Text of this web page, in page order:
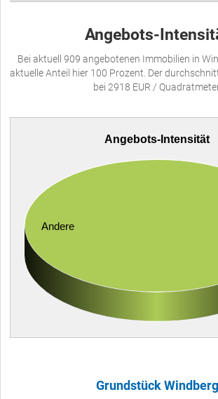
Angebots-
Bei aktuell 909 angebotenen Immobilien in
aktuelle Anteil hier 100 Prozent. Der
bei 2918 EUR /
Angebots-Intensität
Andere
Grundstück Windberg